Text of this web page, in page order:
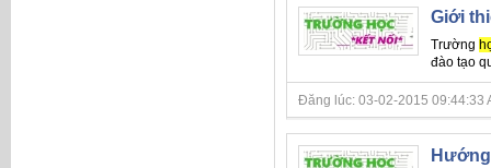
Giới
Trường
đào tạo
Đăng lúc: 03-02-2015 09:44:33